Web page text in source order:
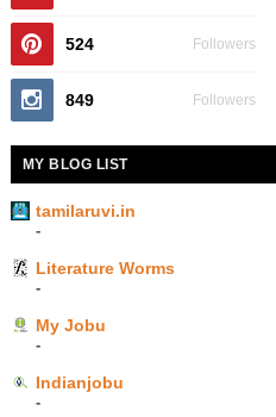
524 Followers
849 Followers
MY BLOG LIST
tamilaruvi.in
-
Literature Worms
-
My Jobu
-
Indianjobu
-